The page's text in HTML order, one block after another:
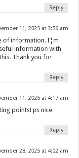
Reply
11, 2025 at 3:56 am
of information. I¦m
information with
Thank you for
Reply
11, 2025 at 4:17 am
points! ps nice
Reply
28, 2025 at 4:02 am